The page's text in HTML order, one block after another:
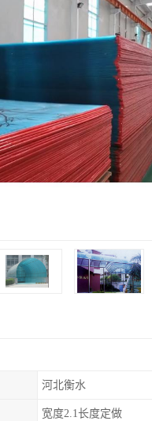
河北衡水
宽度2.1长度定做